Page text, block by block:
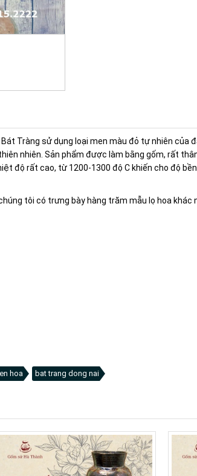
Tràng sử dụng loại men màu đỏ tự nhiên của
nhiên. Sản phẩm được làm bằng gốm, rất
độ rất cao, từ 1200-1300 độ C khiến cho độ
tôi có trưng bày hàng trăm mẫu lọ hoa khác
hoa bat trang dong nai